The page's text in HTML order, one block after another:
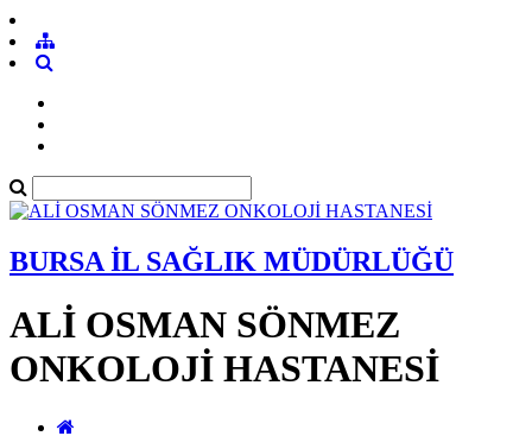
BURSA İL SAĞLIK MÜDÜRLÜĞÜ
ALİ OSMAN SÖNMEZ
ONKOLOJİ HASTANESİ